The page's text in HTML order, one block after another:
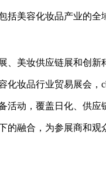
括美容化妆品产业的全
、美妆供应链展和创
化妆品行业贸易展会
活动，覆盖日化、供
的融合，为参展商和观